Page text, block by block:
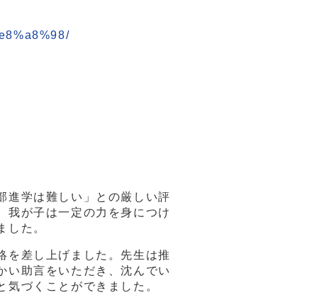
進学は難しい」との厳しい評
我が子は一定の力を身につけ
した。
差し上げました。先生は推
い助言をいただき、沈んでい
づくことができました。